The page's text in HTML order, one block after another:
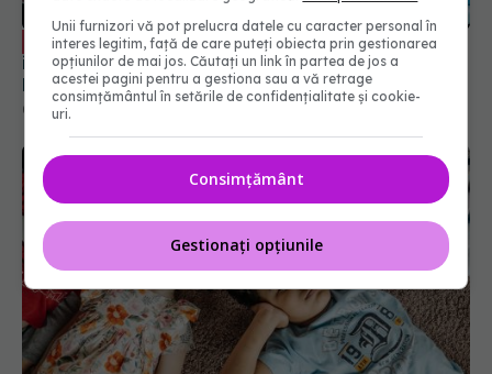
EXCLUSIV Scorul Apgar: cum se calculează și ce
impact are anestezia la naștere. Dr. Cornelia
Preda: Este un pic înșelător. Aș spune de
anestezia peridurală
04 iun 2024, 17:03
Unii furnizori vă pot prelucra datele cu caracter personal în
interes legitim, față de care puteți obiecta prin gestionarea
opțiunilor de mai jos. Căutați un link în partea de jos a
acestei pagini pentru a gestiona sau a vă retrage
consimțământul în setările de confidențialitate și cookie-
uri.
Consimțământ
Gestionați opțiunile